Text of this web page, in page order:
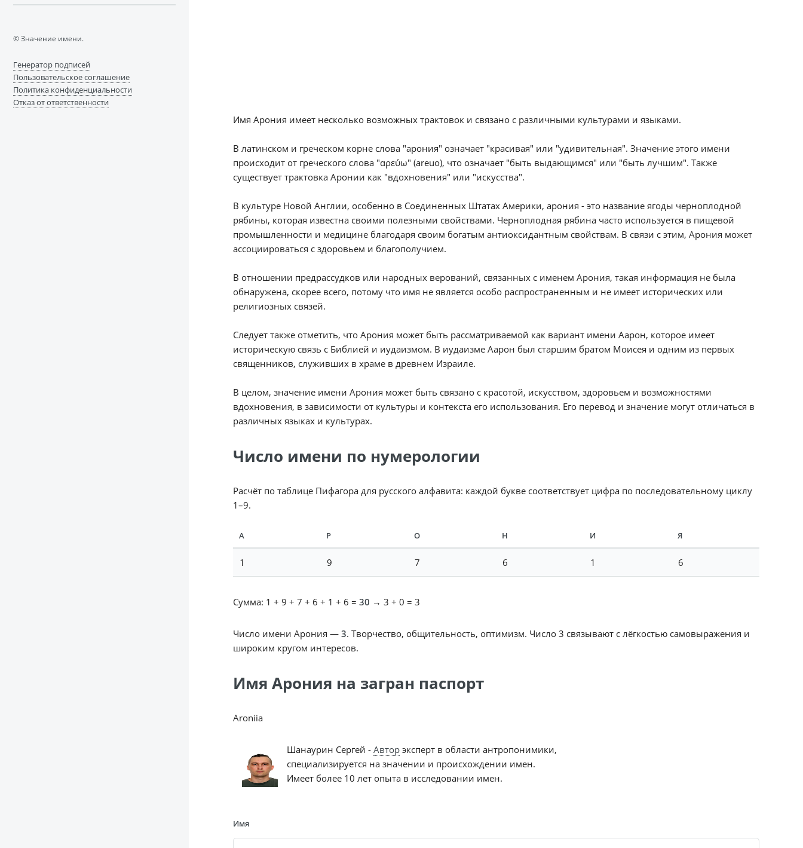
Имя Арония имеет несколько возможных трактовок и связано с различными культурами и языками.
В латинском и греческом корне слова "арония" означает "красивая" или "удивительная". Значение этого имени
происходит от греческого слова "αρεύω" (areuo), что означает "быть выдающимся" или "быть лучшим". Также
существует трактовка Аронии как "вдохновения" или "искусства".
В культуре Новой Англии, особенно в Соединенных Штатах Америки, арония - это название ягоды черноплодной
рябины, которая известна своими полезными свойствами. Черноплодная рябина часто используется в пищевой
промышленности и медицине благодаря своим богатым антиоксидантным свойствам. В связи с этим, Арония может
ассоциироваться с здоровьем и благополучием.
В отношении предрассудков или народных верований, связанных с именем Арония, такая информация не была
обнаружена, скорее всего, потому что имя не является особо распространенным и не имеет исторических или
религиозных связей.
Следует также отметить, что Арония может быть рассматриваемой как вариант имени Аарон, которое имеет
историческую связь с Библией и иудаизмом. В иудаизме Аарон был старшим братом Моисея и одним из первых
священников, служивших в храме в древнем Израиле.
В целом, значение имени Арония может быть связано с красотой, искусством, здоровьем и возможностями
вдохновения, в зависимости от культуры и контекста его использования. Его перевод и значение могут отличаться в
различных языках и культурах.
Число имени по нумерологии
Расчёт по таблице Пифагора для русского алфавита: каждой букве соответствует цифра по последовательному циклу
1–9.
А Р О Н И Я
1 9 7 6 1 6
Сумма: 1 + 9 + 7 + 6 + 1 + 6 = 30 → 3 + 0 = 3
Число имени Арония — 3. Творчество, общительность, оптимизм. Число 3 связывают с лёгкостью самовыражения и
широким кругом интересов.
Имя Арония на загран паспорт
Aroniia
Шанаурин Сергей - Авторэксперт в области антропонимики,
специализируется на значении и происхождении имен.
Имеет более 10 лет опыта в исследовании имен.
Имя
© Значение имени.
Генератор подписей
Пользовательское соглашение
Политика конфиденциальности
Отказ от ответственности